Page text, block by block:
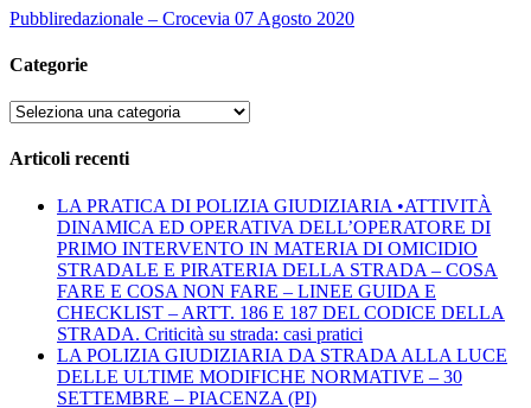
Pubbliredazionale – Crocevia 07 Agosto 2020
Categorie
Categorie
Articoli recenti
LA PRATICA DI POLIZIA GIUDIZIARIA •ATTIVITÀ
DINAMICA ED OPERATIVA DELL’OPERATORE DI
PRIMO INTERVENTO IN MATERIA DI OMICIDIO
STRADALE E PIRATERIA DELLA STRADA – COSA
FARE E COSA NON FARE – LINEE GUIDA E
CHECKLIST – ARTT. 186 E 187 DEL CODICE DELLA
STRADA. Criticità su strada: casi pratici
LA POLIZIA GIUDIZIARIA DA STRADA ALLA LUCE
DELLE ULTIME MODIFICHE NORMATIVE – 30
SETTEMBRE – PIACENZA (PI)